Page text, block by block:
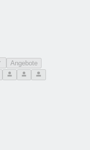
Angebote